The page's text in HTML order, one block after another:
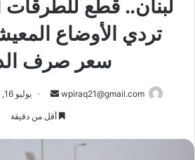
لبنان.. قطع للطرقات
تردي الأوضاع
سعر صرف
wpiraq21@gmail.com
أرسليوليو 16, 2021
أقل من دقيقة